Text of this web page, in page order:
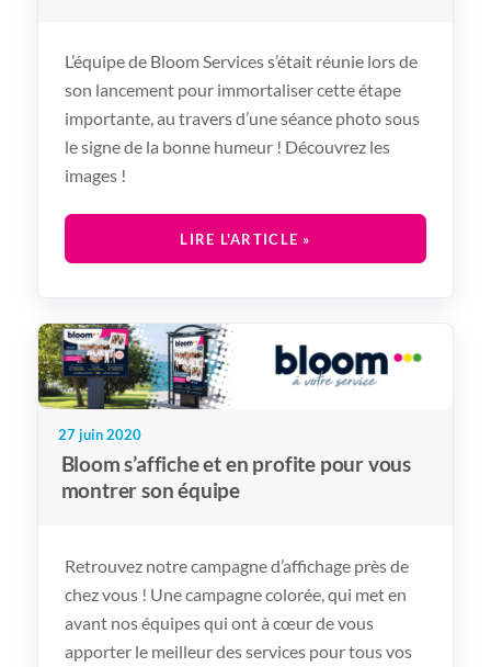
L’équipe de Bloom Services s’était réunie lors de
son lancement pour immortaliser cette étape
importante, au travers d’une séance photo sous
le signe de la bonne humeur ! Découvrez les
images !
LIRE L'ARTICLE »
27 juin 2020
Bloom s’affiche et en profite pour vous
montrer son équipe
Retrouvez notre campagne d’affichage près de
chez vous ! Une campagne colorée, qui met en
avant nos équipes qui ont à cœur de vous
apporter le meilleur des services pour tous vos